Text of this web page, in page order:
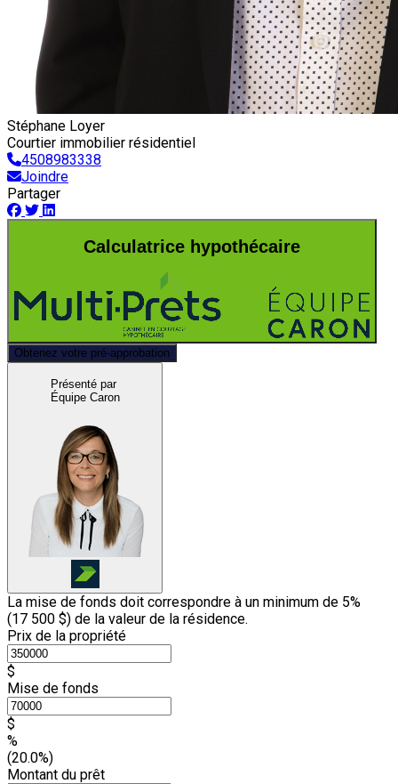
Stéphane Loyer
Courtier immobilier résidentiel
4508983338
Joindre
Partager
Calculatrice hypothécaire
Obtenez votre pré-approbation
Présenté par
Équipe Caron
La mise de fonds doit correspondre à un minimum de 5%
(17 500 $) de la valeur de la résidence.
Prix de la propriété
$
Mise de fonds
$
%
(20.0%)
Montant du prêt